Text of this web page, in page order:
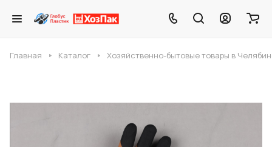
Главная Каталог Хозяйственно-бытовые товары в